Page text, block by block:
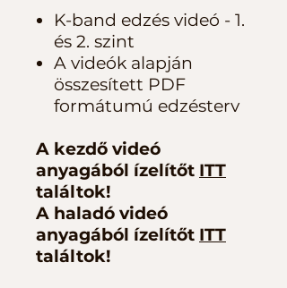
K-band edzés videó - 1.
és 2. szint
A videók alapján
összesített PDF
formátumú edzésterv
A kezdő videó
anyagából ízelítőt ITT
találtok!
A haladó videó
anyagából ízelítőt ITT
találtok!